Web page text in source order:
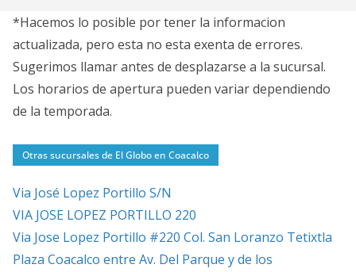
*Hacemos lo posible por tener la informacion
actualizada, pero esta no esta exenta de errores.
Sugerimos llamar antes de desplazarse a la sucursal.
Los horarios de apertura pueden variar dependiendo
de la temporada.
Otras sucursales de El Globo en Coacalco
Via José Lopez Portillo S/N
VIA JOSE LOPEZ PORTILLO 220
Via Jose Lopez Portillo #220 Col. San Loranzo Tetixtla
Plaza Coacalco entre Av. Del Parque y de los